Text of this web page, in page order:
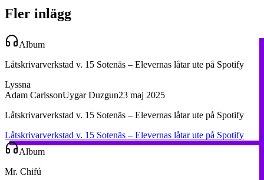
Fler inlägg
Album
Låtskrivarverkstad v. 15 Sotenäs – Elevernas låtar ute på Spotify
Lyssna
Adam CarlssonUygar Duzgun23 maj 2025
Låtskrivarverkstad v. 15 Sotenäs – Elevernas låtar ute på Spotify
Låtskrivarverkstad v. 15 Sotenäs – Elevernas låtar ute på Spotify
Album
Mr. Chifú